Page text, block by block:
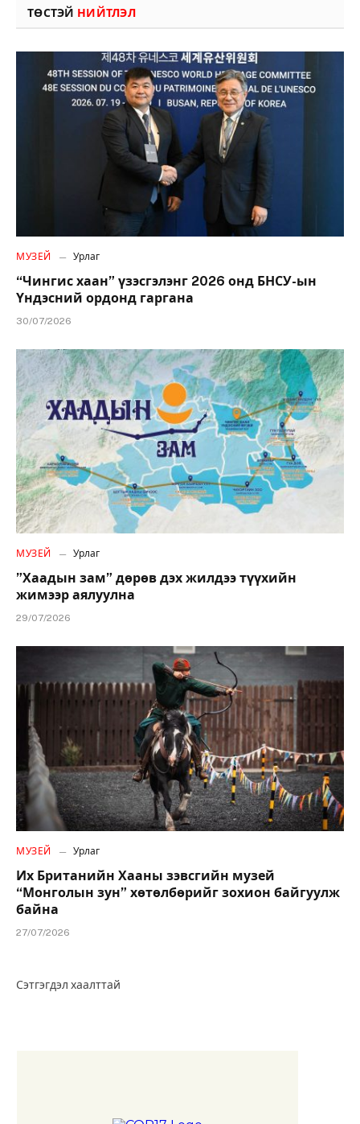
ТӨСТЭЙ НИЙТЛЭЛ
МУЗЕЙ Урлаг
“Чингис хаан” үзэсгэлэнг 2026 онд БНСУ-ын
Үндэсний ордонд гаргана
30/07/2026
МУЗЕЙ Урлаг
”Хаадын зам” дөрөв дэх жилдээ түүхийн
жимээр аялуулна
29/07/2026
МУЗЕЙ Урлаг
Их Британийн Хааны зэвсгийн музей
“Монголын зун” хөтөлбөрийг зохион байгуулж
байна
27/07/2026
Сэтгэгдэл хаалттай